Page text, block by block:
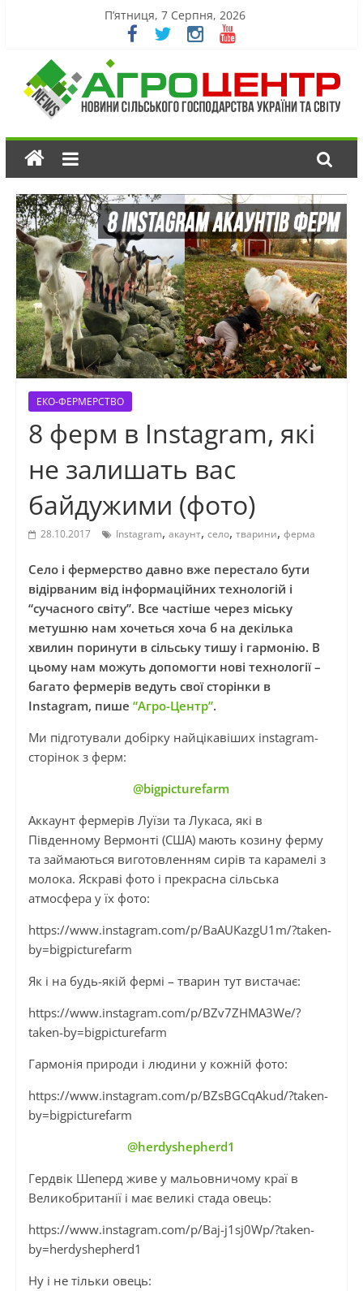
П’ятниця, 7 Серпня, 2026
ЕКО-ФЕРМЕРСТВО
8 ферм в Instagram, які
не залишать вас
байдужими (фото)
28.10.2017 Instagram, акаунт, село, тварини, ферма
Село і фермерство давно вже перестало бути
відірваним від інформаційних технологій і
“сучасного світу”. Все частіше через міську
метушню нам хочеться хоча б на декілька
хвилин поринути в сільську тишу і гармонію. В
цьому нам можуть допомогти нові технології –
багато фермерів ведуть свої сторінки в
Instagram, пише “Агро-Центр”.
Ми підготували добірку найцікавіших instagram-
сторінок з ферм:
@bigpicturefarm
Аккаунт фермерів Луїзи та Лукаса, які в
Південному Вермонті (США) мають козину ферму
та займаються виготовленням сирів та карамелі з
молока. Яскраві фото і прекрасна сільська
атмосфера у їх фото:
https://www.instagram.com/p/BaAUKazgU1m/?taken-
by=bigpicturefarm
Як і на будь-якій фермі – тварин тут вистачає:
https://www.instagram.com/p/BZv7ZHMA3We/?
taken-by=bigpicturefarm
Гармонія природи і людини у кожній фото:
https://www.instagram.com/p/BZsBGCqAkud/?taken-
by=bigpicturefarm
@herdyshepherd1
Гердвік Шеперд живе у мальовничому краї в
Великобританії і має великі стада овець:
https://www.instagram.com/p/Baj-j1sj0Wp/?taken-
by=herdyshepherd1
Ну і не тільки овець: